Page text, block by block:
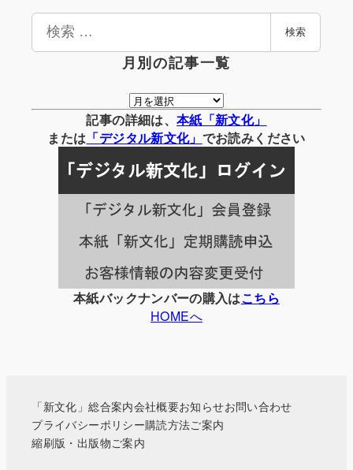
検
検索
月別の記事一覧
月
別
の
事
一
覧
記事の詳細は、 本紙「新文化」
または 「デジタル新文化」 でお読みください
本紙バックナンバーの購入はこちら
HOMEへ
「新文化」総合案内会社概要お知らせお問い合わせ
プライバシーポリシー購読方法ご案内
縮刷版・出版物ご案内